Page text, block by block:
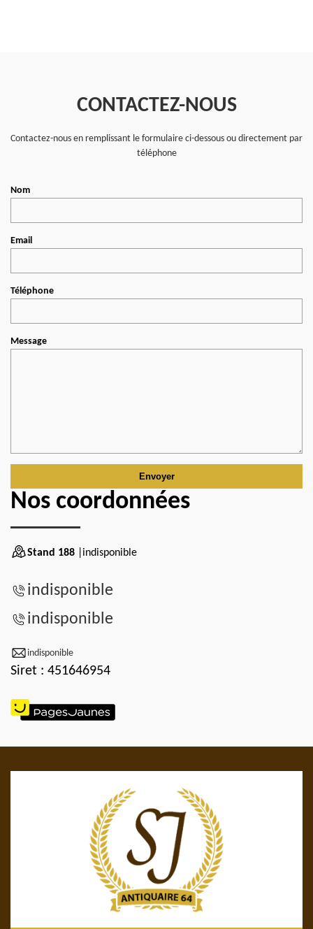
CONTACTEZ-NOUS
Contactez-nous en remplissant le formulaire ci-dessous ou directement par
téléphone
Nom
Email
Téléphone
Message
Nos coordonnées
Stand 188 |indisponible
indisponible
indisponible
indisponible
Siret : 451646954